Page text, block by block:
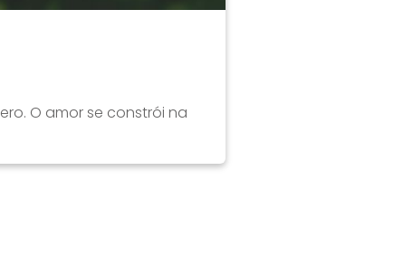
O amor se constrói na